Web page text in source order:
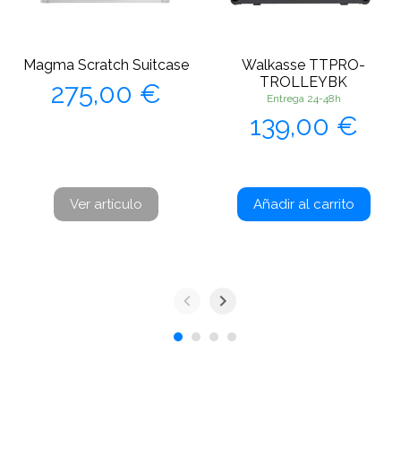
Magma Scratch Suitcase
Precio
275,00 €
Ver artículo
Walkasse TTPRO-
TROLLEYBK
Entrega 24-48h
Precio
139,00 €
Añadir al carrito